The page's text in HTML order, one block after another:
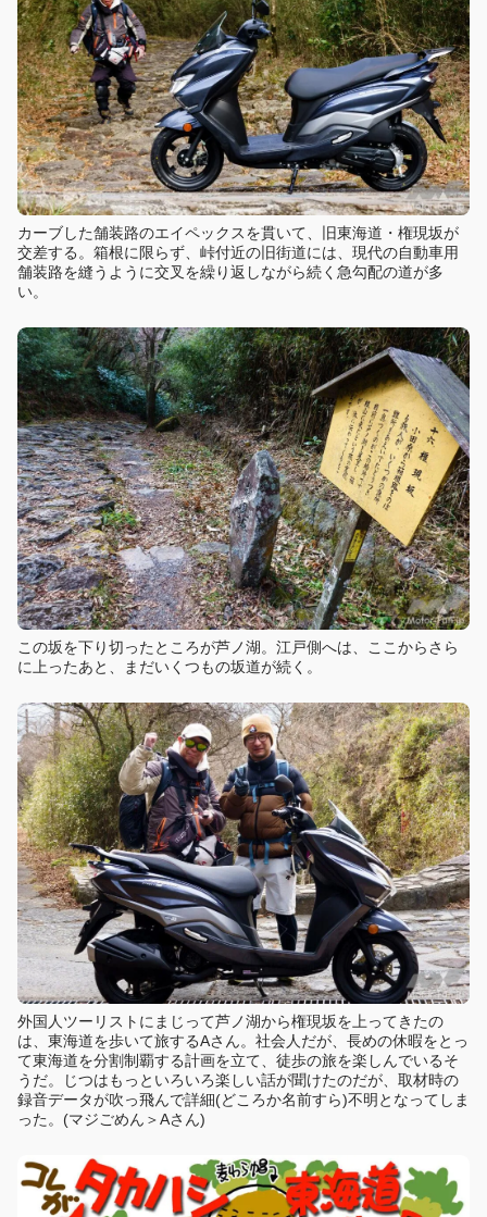
カーブした舗装路のエイペックスを貫いて、旧東海道・権現坂が
交差する。箱根に限らず、峠付近の旧街道には、現代の自動車用
舗装路を縫うように交叉を繰り返しながら続く急勾配の道が多
い。
この坂を下り切ったところが芦ノ湖。江戸側へは、ここからさら
に上ったあと、まだいくつもの坂道が続く。
外国人ツーリストにまじって芦ノ湖から権現坂を上ってきたの
は、東海道を歩いて旅するAさん。社会人だが、長めの休暇をとっ
て東海道を分割制覇する計画を立て、徒歩の旅を楽しんでいるそ
うだ。じつはもっといろいろ楽しい話が聞けたのだが、取材時の
録音データが吹っ飛んで詳細(どころか名前すら)不明となってしま
った。(マジごめん＞Aさん)